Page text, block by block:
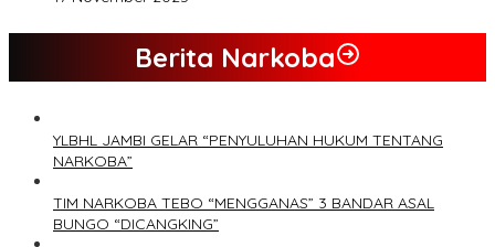
Berita Narkoba
YLBHL JAMBI GELAR “PENYULUHAN HUKUM TENTANG
NARKOBA”
TIM NARKOBA TEBO “MENGGANAS” 3 BANDAR ASAL
BUNGO “DICANGKING”